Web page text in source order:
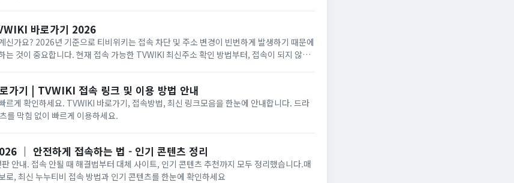
바로가기 2026
신가요? 2026년 기준으로 티비위키는 접속 차단 및 주소 변경이 빈번하게 발생하기 때문에
는 것이 중요합니다. 현재 접속 가능한 TVWIKI 최신주소 확인 방법부터, 접속이 되지 않을
가기 | TVWIKI 접속 링크 및 이용 방법 안내
르게 확인하세요. TVWIKI 바로가기, 접속방법, 최신 링크모음을 한눈에 안내합니다. 드라
를 막힘 없이 빠르게 이용하세요.
｜ 안전하게 접속하는 법 - 인기 콘텐츠 정리
안내. 접속 안될 때 해결법부터 대체 사이트, 인기 콘텐츠 추천까지 모두 정리했습니다.매
로, 최신 누누티비 접속 방법과 인기 콘텐츠를 한눈에 확인하세요